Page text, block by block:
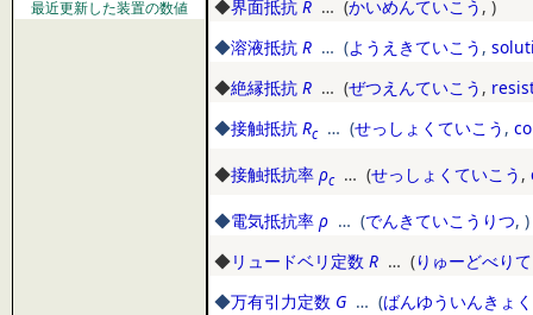
最近更新した装置の数値
◆界面抵抗 R … (かいめんていこう , )
◆溶液抵抗 R … (ようえきていこう ,
◆絶縁抵抗 R … (ぜつえんていこう ,
◆接触抵抗 Rc… (せっしょくていこう ,
◆接触抵抗率 ρc… (せっしょくていこう ,
◆電気抵抗率 ρ … (でんきていこうりつ, )
◆リュードベリ定数 R … (りゅーどべり
◆万有引力定数 G … (ばんゆういんきょ